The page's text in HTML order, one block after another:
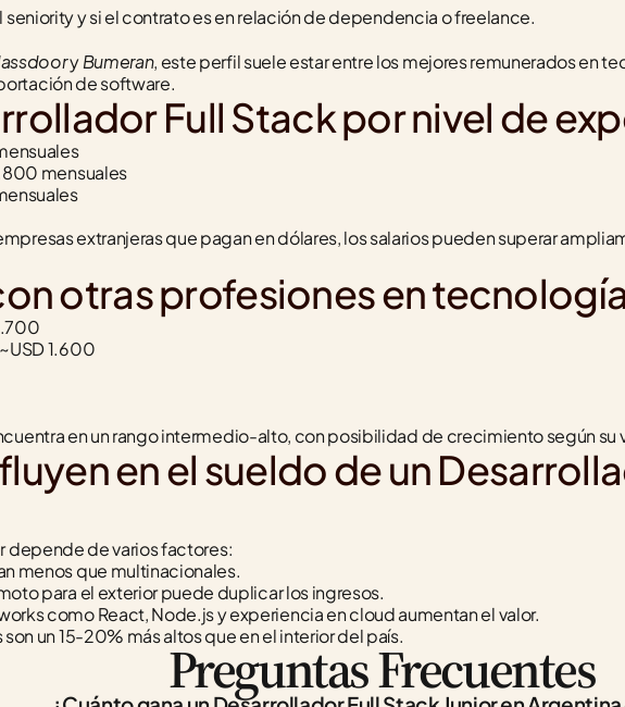
seniority y si el contrato es en relación de dependencia o freelance.
y Bumeran, este perfil suele estar entre los mejores remunerados en
de software.
Full Stack por nivel de
mensuales
extranjeras que pagan en dólares, los salarios pueden superar
otras profesiones en
~USD 1.600
en un rango intermedio-alto, con posibilidad de crecimiento según su
en el sueldo de un
depende de varios factores:
menos que multinacionales.
para el exterior puede duplicar los ingresos.
como React, Node.js y experiencia en cloud aumentan el valor.
son un 15-20% más altos que en el interior del país.
Preguntas Frecuentes